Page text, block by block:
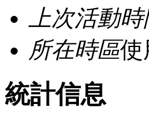
上次活動
所在時區使
統計信息